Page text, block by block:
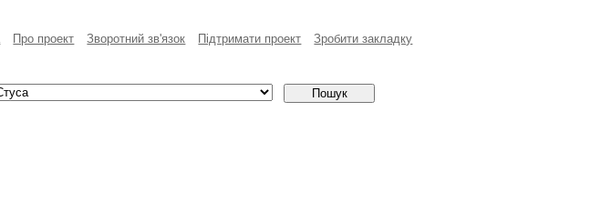
Про проект Зворотний зв'язок Пiдтримати проект Зробити закладку